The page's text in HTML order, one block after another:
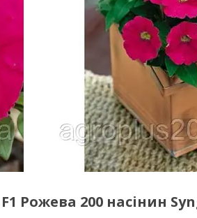
Рожева 200 насінин